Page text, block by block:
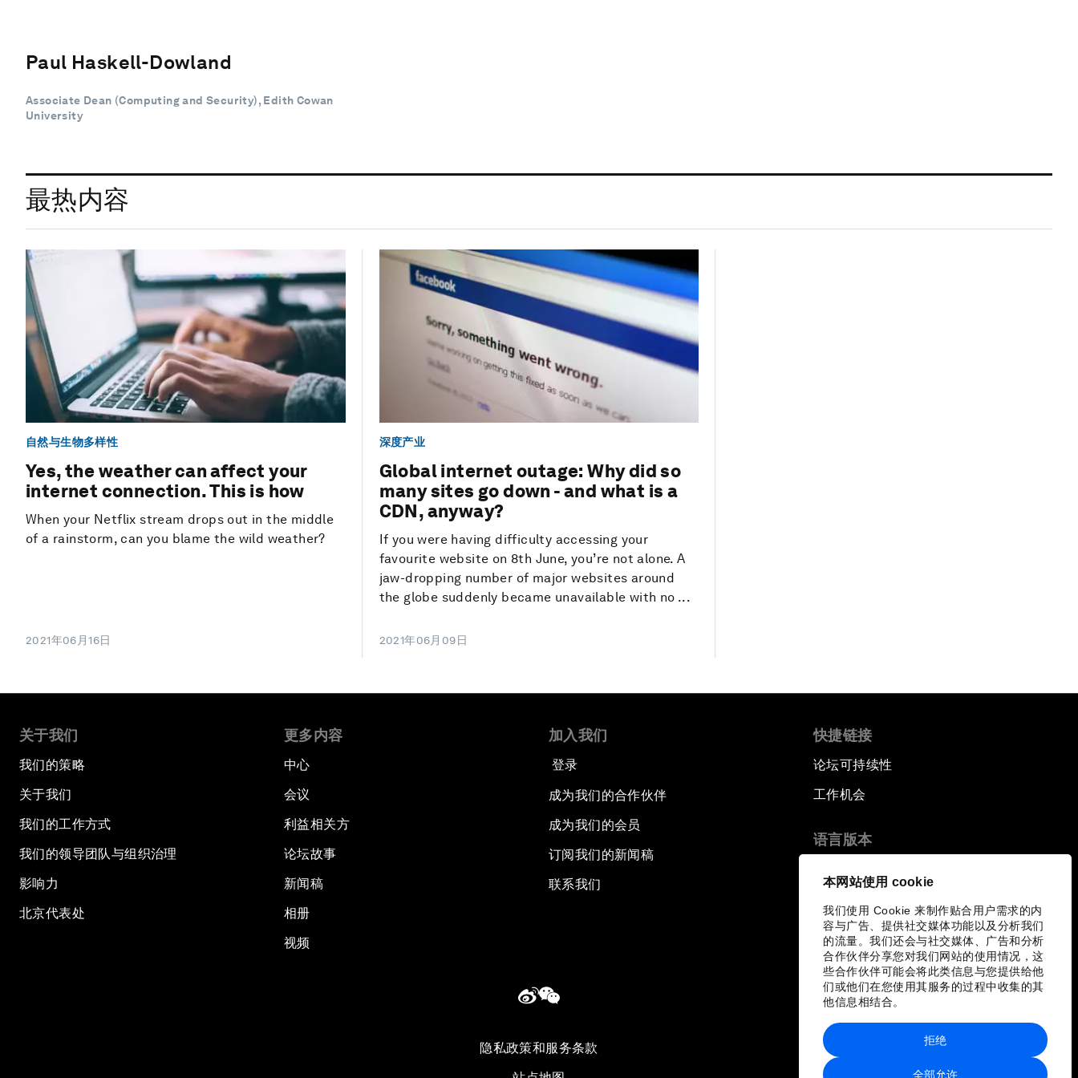
本网站使用 cookie
我们使用 Cookie 来制作贴合用户需求的内
容与广告、提供社交媒体功能以及分析我们
的流量。我们还会与社交媒体、广告和分析
合作伙伴分享您对我们网站的使用情况，这
些合作伙伴可能会将此类信息与您提供给他
们或他们在您使用其服务的过程中收集的其
他信息相结合。
全部允许
拒绝
Paul Haskell-Dowland
Associate Dean (Computing and Security), Edith Cowan
University
最热内容
自然与生物多样性
Yes, the weather can affect your
internet connection. This is how
When your Netflix stream drops out in the middle
of a rainstorm, can you blame the wild weather?
2021年06月16日
深度产业
Global internet outage: Why did so
many sites go down - and what is a
CDN, anyway?
If you were having difficulty accessing your
favourite website on 8th June, you’re not alone. A
jaw-dropping number of major websites around
the globe suddenly became unavailable with no ...
2021年06月09日
关于我们
我们的策略
关于我们
我们的工作方式
我们的领导团队与组织治理
影响力
北京代表处
更多内容
中心
会议
利益相关方
论坛故事
新闻稿
相册
视频
加入我们
登录
成为我们的合作伙伴
成为我们的会员
订阅我们的新闻稿
联系我们
快捷链接
论坛可持续性
工作机会
语言版本
隐私政策和服务条款